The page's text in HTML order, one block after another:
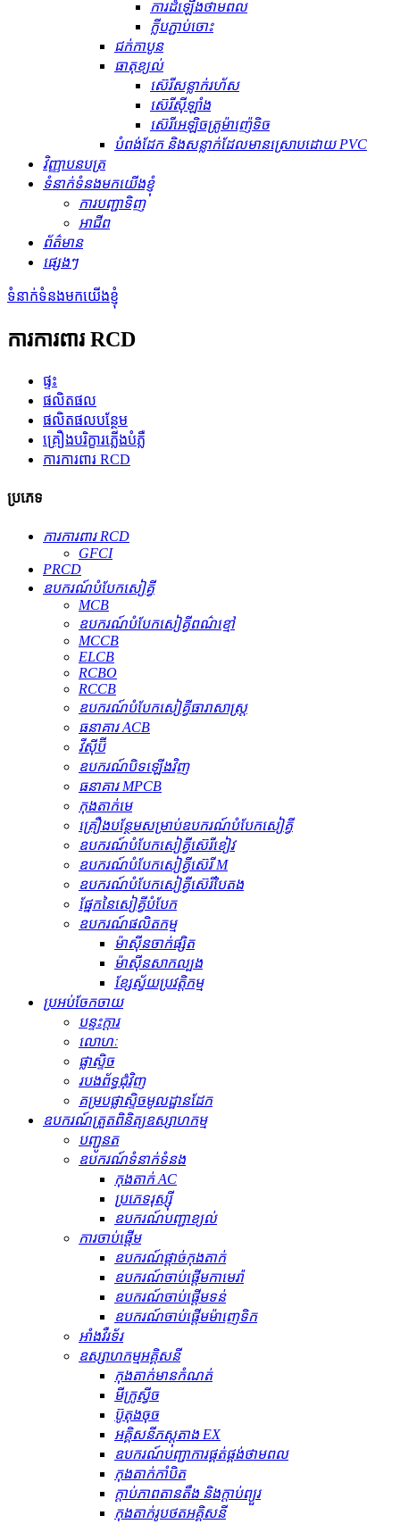
ការដំឡើងថាមពល
ក្លីបភ្ជាប់ចោះ
ជក់កាបូន
ធាតុ​ខ្យល់
ស៊េរីសន្លាក់រហ័ស
ស៊េរីស៊ីឡាំង
ស៊េរីអេឡិចត្រូម៉ាញ៉េទិច
បំពង់ដែក និងសន្លាក់ដែលមានស្រោបដោយ PVC
វិញ្ញាបនបត្រ
ទំនាក់ទំនងមកយើងខ្ញុំ
ការបញ្ជាទិញ
អាជីព
ព័ត៌មាន
ផ្សេងៗ
ទំនាក់ទំនងមកយើងខ្ញុំ
ការការពារ RCD
ផ្ទះ
ផលិតផល
ផលិតផលបន្ថែម
គ្រឿងបរិក្ខារភ្លើងបំភ្លឺ
ការការពារ RCD
ប្រភេទ
ការការពារ RCD
GFCI
PRCD
ឧបករណ៍​បំបែក​សៀគ្វី
MCB
ឧបករណ៍បំបែកសៀគ្វីពណ៌ខ្មៅ
MCCB
ELCB
RCBO
RCCB
ឧបករណ៍បំបែកសៀគ្វីធារាសាស្ត្រ
ធនាគារ ACB
វីស៊ីប៊ី
ឧបករណ៍បិទឡើងវិញ
ធនាគារ MPCB
កុងតាក់មេ
គ្រឿងបន្ថែមសម្រាប់ឧបករណ៍បំបែកសៀគ្វី
ឧបករណ៍បំបែកសៀគ្វីស៊េរីខៀវ
ឧបករណ៍បំបែកសៀគ្វីស៊េរី M
ឧបករណ៍បំបែកសៀគ្វីស៊េរីបៃតង
ផ្នែកនៃសៀគ្វីបំបែក
ឧបករណ៍ផលិតកម្ម
ម៉ាស៊ីនចាក់ផ្សិត
ម៉ាស៊ីនសាកល្បង
ខ្សែស្វ័យប្រវត្តិកម្ម
ប្រអប់ចែកចាយ
បន្ទះក្តារ
លោហៈ
ផ្លាស្ទិច
របងព័ទ្ធជុំវិញ
គម្របផ្លាស្ទិចមូលដ្ឋានដែក
ឧបករណ៍ត្រួតពិនិត្យឧស្សាហកម្ម
បញ្ជូនត
ឧបករណ៍​ទំនាក់ទំនង
កុងតាក់ AC
ប្រភេទរុស្ស៊ី
ឧបករណ៍បញ្ជាខ្យល់
ការចាប់ផ្តើម
ឧបករណ៍ផ្តាច់កុងតាក់
ឧបករណ៍ចាប់ផ្តើមកាមេរ៉ា
ឧបករណ៍ចាប់ផ្តើមទន់
ឧបករណ៍ចាប់ផ្តើមម៉ាញេទិក
អាំងវឺរទ័រ
ឧស្សាហកម្មអគ្គិសនី
កុងតាក់មានកំណត់
មីក្រូស្វីច
ប៊ូតុងចុច
អគ្គិសនីភស្តុតាង EX
ឧបករណ៍បញ្ជាការផ្គត់ផ្គង់ថាមពល
កុងតាក់កាំបិត
ក្ដាប់ភាពតានតឹង និងក្ដាប់ព្យួរ
កុងតាក់រូបថតអគ្គិសនី